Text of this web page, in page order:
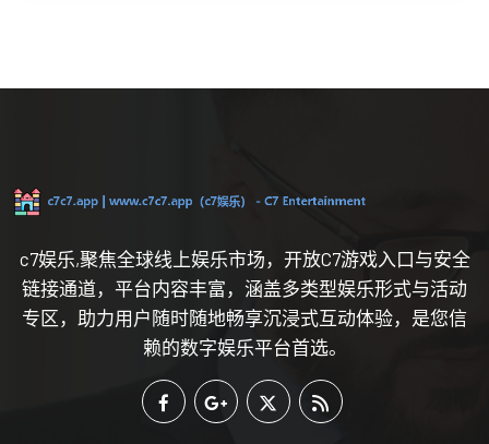
c7娱乐,聚焦全球线上娱乐市场，开放C7游戏入口与安全
链接通道，平台内容丰富，涵盖多类型娱乐形式与活动
专区，助力用户随时随地畅享沉浸式互动体验，是您信
赖的数字娱乐平台首选。